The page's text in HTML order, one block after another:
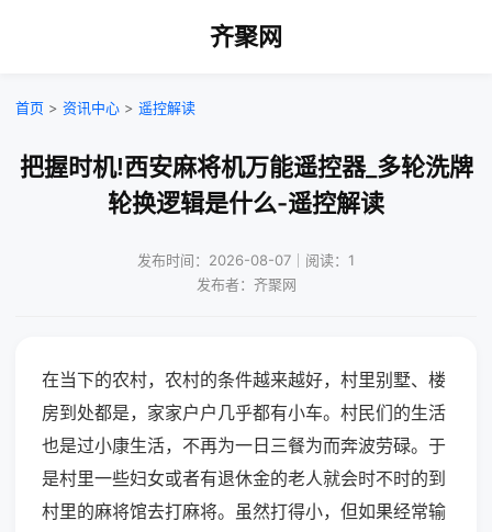
齐聚网
首页 > 资讯中心 > 遥控解读
把握时机!西安麻将机万能遥控器_多轮洗牌
轮换逻辑是什么-遥控解读
发布时间：2026-08-07｜阅读：1
发布者：齐聚网
在当下的农村，农村的条件越来越好，村里别墅、楼
房到处都是，家家户户几乎都有小车。村民们的生活
也是过小康生活，不再为一日三餐为而奔波劳碌。于
是村里一些妇女或者有退休金的老人就会时不时的到
村里的麻将馆去打麻将。虽然打得小，但如果经常输